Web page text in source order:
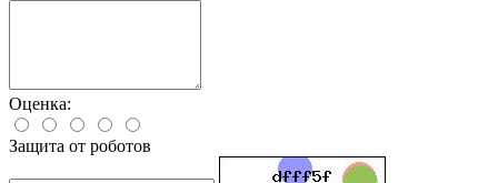
Оценка:
Защита от роботов